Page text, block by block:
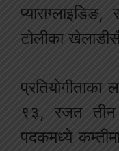
टोलीका
९३, रजत
पदकमध्ये